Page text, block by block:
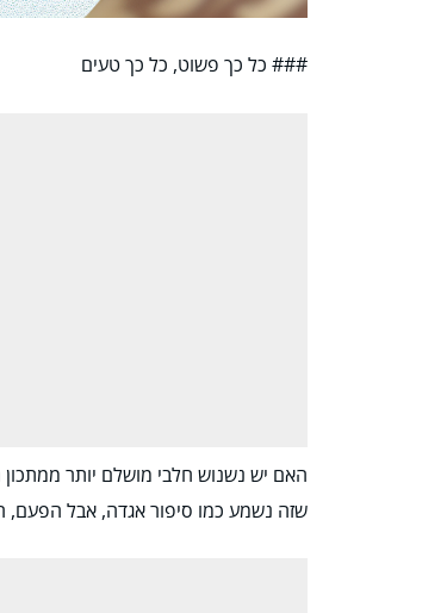
### כל כך פשוט, כל כך טעים
האם יש נשנוש חלבי מושלם יותר
שזה נשמע כמו סיפור אגדה, אבל הפעם,